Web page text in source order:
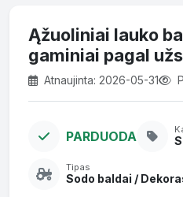
Ąžuoliniai lauko
gaminiai pagal
Atnaujinta: 2026-05-31
PARDUODA
Tipas
Sodo baldai /